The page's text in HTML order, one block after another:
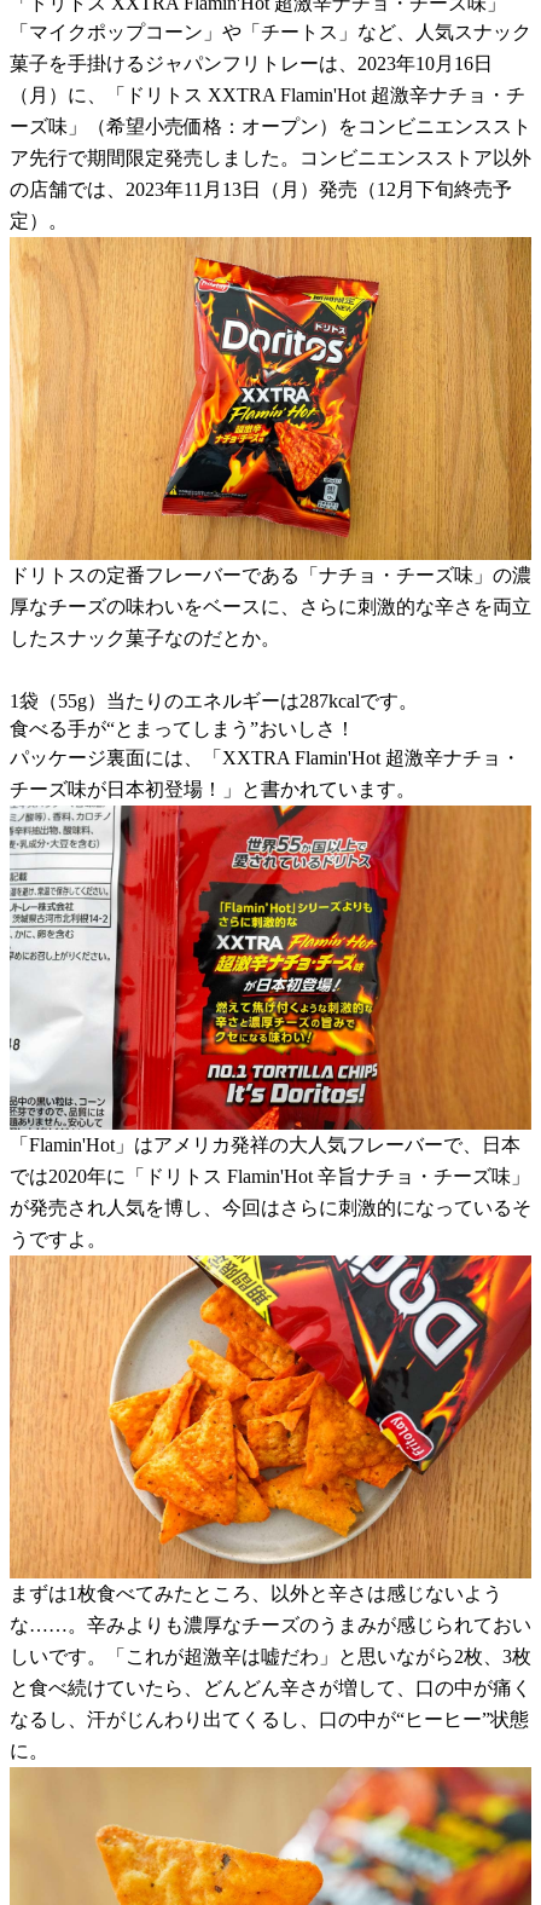
「マイクポップコーン」や「チートス」など、人気スナック
菓子を手掛けるジャパンフリトレーは、2023年10月16日
（月）に、「ドリトス XXTRA Flamin'Hot 超激辛ナチョ・チ
ーズ味」（希望小売価格：オープン）をコンビニエンススト
ア先行で期間限定発売しました。コンビニエンスストア以外
の店舗では、2023年11月13日（月）発売（12月下旬終売予
定）。
ドリトスの定番フレーバーである「ナチョ・チーズ味」の濃
厚なチーズの味わいをベースに、さらに刺激的な辛さを両立
したスナック菓子なのだとか。
1袋（55g）当たりのエネルギーは287kcalです。
食べる手が“とまってしまう”おいしさ！
パッケージ裏面には、「XXTRA Flamin'Hot 超激辛ナチョ・
チーズ味が日本初登場！」と書かれています。
「Flamin'Hot」はアメリカ発祥の大人気フレーバーで、日本
では2020年に「ドリトス Flamin'Hot 辛旨ナチョ・チーズ味」
が発売され人気を博し、今回はさらに刺激的になっているそ
うですよ。
まずは1枚食べてみたところ、以外と辛さは感じないよう
な……。辛みよりも濃厚なチーズのうまみが感じられておい
しいです。「これが超激辛は嘘だわ」と思いながら2枚、3枚
と食べ続けていたら、どんどん辛さが増して、口の中が痛く
なるし、汗がじんわり出てくるし、口の中が“ヒーヒー”状態
に。